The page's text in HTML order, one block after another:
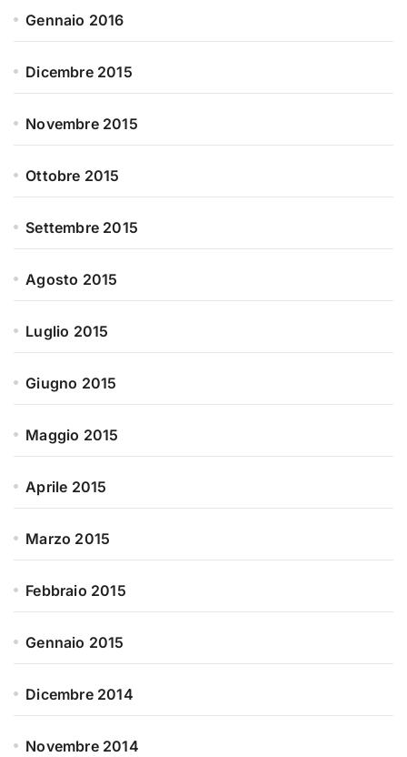
Gennaio 2016
Dicembre 2015
Novembre 2015
Ottobre 2015
Settembre 2015
Agosto 2015
Luglio 2015
Giugno 2015
Maggio 2015
Aprile 2015
Marzo 2015
Febbraio 2015
Gennaio 2015
Dicembre 2014
Novembre 2014